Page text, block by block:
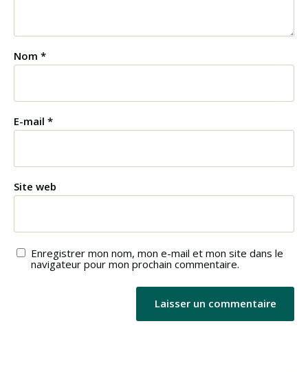
Nom *
E-mail *
Site web
Enregistrer mon nom, mon e-mail et mon site dans le
navigateur pour mon prochain commentaire.